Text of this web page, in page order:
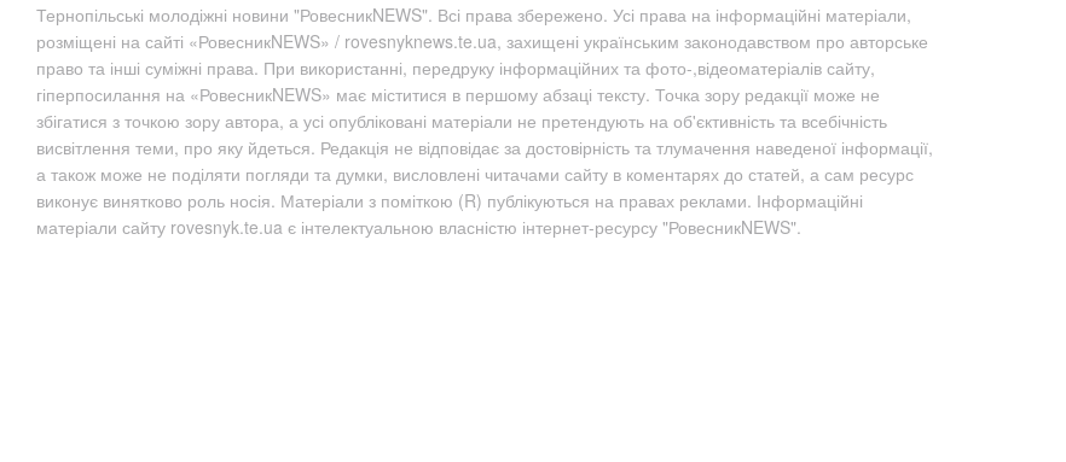
Тернопільські молодіжні новини "РовесникNEWS". Всі права збережено. Усі права на інформаційні матеріали,
розміщені на сайті «РовесникNEWS» / rovesnyknews.te.ua, захищені українським законодавством про авторське
право та інші суміжні права. При використанні, передруку інформаційних та фото-,відеоматеріалів сайту,
гіперпосилання на «РовесникNEWS» має міститися в першому абзаці тексту. Точка зору редакції може не
збігатися з точкою зору автора, а усі опубліковані матеріали не претендують на об'єктивність та всебічність
висвітлення теми, про яку йдеться. Редакція не відповідає за достовірність та тлумачення наведеної інформації,
а також може не поділяти погляди та думки, висловлені читачами сайту в коментарях до статей, а сам ресурс
виконує винятково роль носія. Матеріали з поміткою (R) публікуються на правах реклами. Інформаційні
матеріали сайту rovesnyk.te.ua є інтелектуальною власністю інтернет-ресурсу "РовесникNEWS".